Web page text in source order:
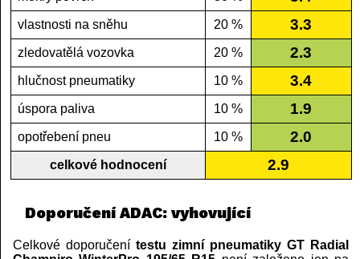
vlastnosti na sněhu 20 % 3.3
zledovatělá vozovka 20 % 2.3
hlučnost pneumatiky 10 % 3.4
úspora paliva 10 % 1.9
opotřebení pneu 10 % 2.0
celkové hodnocení 2.9
Doporučení ADAC: vyhovující
Celkové doporučení testu zimní pneumatiky GT Radial